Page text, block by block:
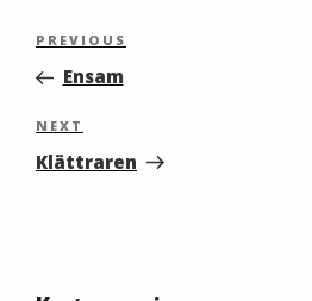
Inläggsnavigering
Previous
Post
PREVIOUS
Ensam
Next
Post
NEXT
Klättraren